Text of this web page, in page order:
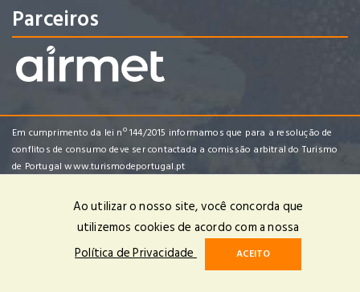
Parceiros
Em cumprimento da lei nº 144/2015 informamos que para a resolução de
conflitos de consumo deve ser contactada a comissão arbitral do Turismo
de Portugalwww.turismodeportugal.pt
Enredo Tropical Viagens e Turismo, Lda | RNAVT 4482 | © 2025 Todos
os Direitos Reservados | Powered byOPTIGEST
Ao utilizar o nosso site, você concorda que
utilizemos cookies de acordo com a nossa
Política de Privacidade
ACEITO